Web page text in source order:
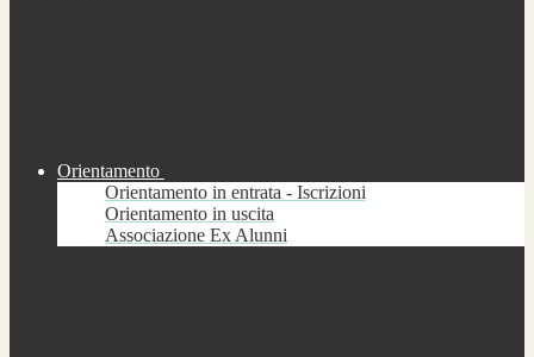
Orientamento
Orientamento in entrata - Iscrizioni
Orientamento in uscita
Associazione Ex Alunni